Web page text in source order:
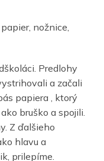
nožnice,
Predlohy
a začali
papiera , ktorý
bruško a spojili.
Z ďalšieho
hlavu a
prilepíme.